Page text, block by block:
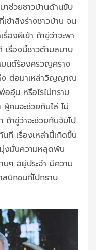
ช่วยชาวบ้านด้านขับ
าสิงร่างชาวบ้าน จน
งผีเข้า ถ้าขู่ว่าจะพา
รื่องนี้ชาวตำบลมาบ
มนต์ร้องครวญคราง
ง ต่อมาเหล่าวิญญาณ
อุ้น หรือไรไม่ทราบ
คนจะช่วยกันไล่ ไม่
าขู่ว่าจะช่วยกันจับไป
ที เรื่องเหล่านี้เกิดขึ้น
งมั่นความหลุดพ้น
นๆ อยู่ประจำ มีความ
นิกชนที่ไปกราบ